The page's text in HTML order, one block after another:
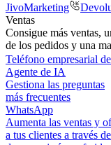
JivoMarketing
Ventas
Consigue más ventas,
de los pedidos y una
Teléfono empresarial
Agente de IA
Gestiona las preguntas
más frecuentes
WhatsApp
Aumenta las ventas y
a tus clientes a través